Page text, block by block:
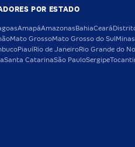
POR ESTADO
AmapáAmazonasBahiaCeará
Mato GrossoMato Grosso do Sul
PiauíRio de JaneiroRio Grande do
Santa CatarinaSão PauloSergipe